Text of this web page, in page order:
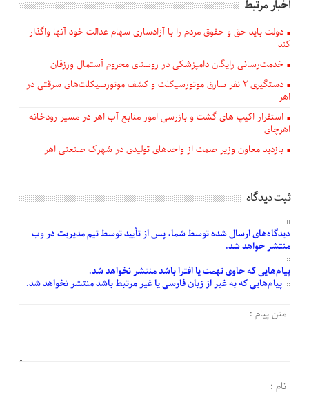
اخبار مرتبط
دولت باید حق و حقوق مردم را با آزادسازی سهام عدالت خود آنها واگذار
کند
خدمت‌رسانی رایگان دامپزشکی در روستای محروم آستمال ورزقان
دستگيری ۲ نفر سارق موتورسیکلت و کشف موتورسیکلت‌های سرقتی در
اهر
استقرار اکیپ های گشت و بازرسی امور منابع آب اهر در مسیر رودخانه
اهرچای
بازدید معاون وزیر صمت از واحدهای تولیدی در شهرک صنعتی اهر
ثبت دیدگاه
دیدگاه‌هایارسالشدهتوسط شما، پس ازتأییدتوسط تیم مدیریت در وب
منتشر خواهد شد.
پیام‌هاییکه حاوی تهمت یا افترا باشد منتشر نخواهد شد.
پیام‌هاییکه به غیر از زبان فارسی یا غیر مرتبط باشد منتشر نخواهد شد.